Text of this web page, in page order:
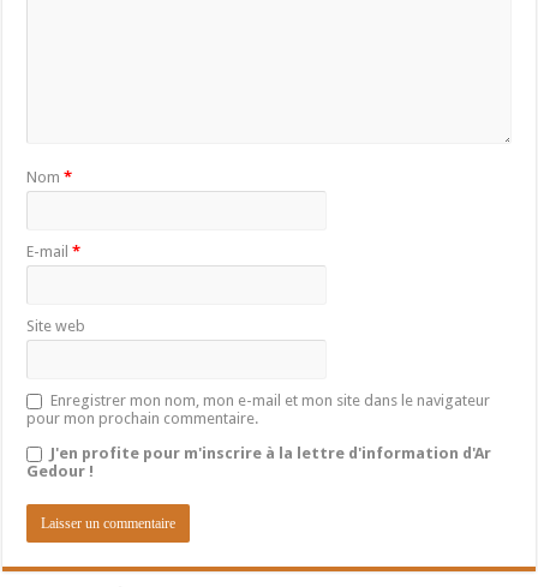
Nom*
E-mail*
Site web
Enregistrer mon nom, mon e-mail et mon site dans le navigateur
pour mon prochain commentaire.
J'en profite pour m'inscrire à la lettre d'information d'Ar
Gedour !